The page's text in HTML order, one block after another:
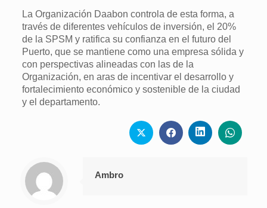
La Organización Daabon controla de esta forma, a
través de diferentes vehículos de inversión, el 20%
de la SPSM y ratifica su confianza en el futuro del
Puerto, que se mantiene como una empresa sólida y
con perspectivas alineadas con las de la
Organización, en aras de incentivar el desarrollo y
fortalecimiento económico y sostenible de la ciudad
y el departamento.
Ambro